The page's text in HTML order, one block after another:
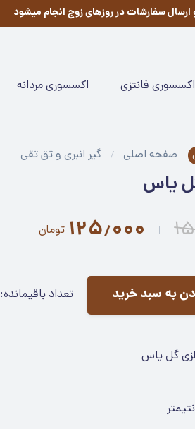
سفارشات در روزهای زوج انجام میشود
اکسسوری فانتزی اکسسوری مردانه
صفحه اصلی گیر انبری و تق تقی
یاس
۱۲۵٫۰۰۰ تومان
به سبد خرید تعداد باقیمانده:
گل یاس